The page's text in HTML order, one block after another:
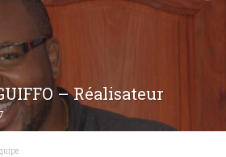
– Réalisateur